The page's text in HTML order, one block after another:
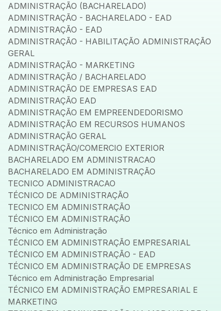
ADMINISTRAÇÃO (BACHARELADO)
ADMINISTRAÇÃO - BACHARELADO - EAD
ADMINISTRAÇÃO - EAD
ADMINISTRAÇÃO - HABILITAÇÃO ADMINISTRAÇÃO
GERAL
ADMINISTRAÇÃO - MARKETING
ADMINISTRAÇÃO / BACHARELADO
ADMINISTRAÇÃO DE EMPRESAS EAD
ADMINISTRAÇÃO EAD
ADMINISTRAÇÃO EM EMPREENDEDORISMO
ADMINISTRAÇÃO EM RECURSOS HUMANOS
ADMINISTRAÇÃO GERAL
ADMINISTRAÇÃO/COMERCIO EXTERIOR
BACHARELADO EM ADMINISTRACAO
BACHARELADO EM ADMINISTRAÇÃO
TECNICO ADMINISTRACAO
TÉCNICO DE ADMINISTRAÇÃO
TECNICO EM ADMINISTRAÇÃO
TÉCNICO EM ADMINISTRAÇÃO
Técnico em Administração
TÉCNICO EM ADMINISTRAÇÃO EMPRESARIAL
TÉCNICO EM ADMINISTRAÇÃO - EAD
TÉCNICO EM ADMINISTRAÇÃO DE EMPRESAS
Técnico em Administração Empresarial
TÉCNICO EM ADMINISTRAÇÃO EMPRESARIAL E
MARKETING